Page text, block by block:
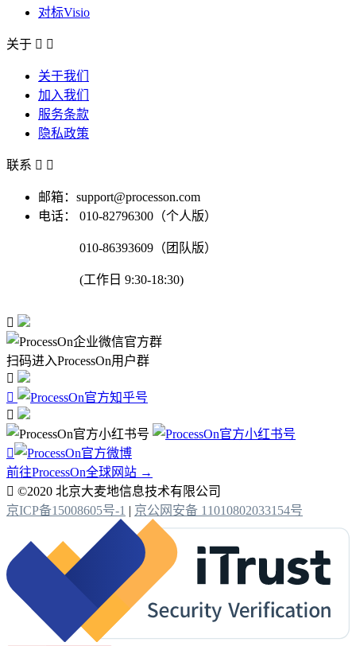
对标Visio
关于  
关于我们
加入我们
服务条款
隐私政策
联系  
邮箱：support@processon.com
电话：
010-82796300（个人版）
010-86393609（团队版）
(工作日 9:30-18:30)

扫码进入ProcessOn用户群




前往ProcessOn全球网站 →
 ©2020 北京大麦地信息技术有限公司
京ICP备15008605号-1 | 京公网安备 11010802033154号